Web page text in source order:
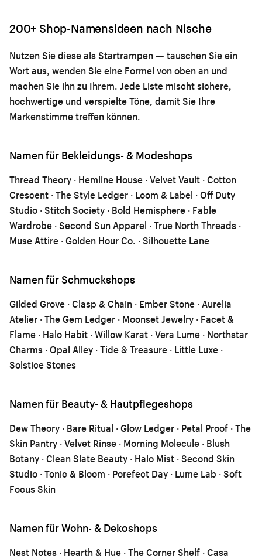
200+ Shop-Namensideen nach Nische
Nutzen Sie diese als Startrampen — tauschen Sie ein
Wort aus, wenden Sie eine Formel von oben an und
machen Sie ihn zu Ihrem. Jede Liste mischt sichere,
hochwertige und verspielte Töne, damit Sie Ihre
Markenstimme treffen können.
Namen für Bekleidungs- & Modeshops
Thread Theory · Hemline House · Velvet Vault · Cotton
Crescent · The Style Ledger · Loom & Label · Off Duty
Studio · Stitch Society · Bold Hemisphere · Fable
Wardrobe · Second Sun Apparel · True North Threads ·
Muse Attire · Golden Hour Co. · Silhouette Lane
Namen für Schmuckshops
Gilded Grove · Clasp & Chain · Ember Stone · Aurelia
Atelier · The Gem Ledger · Moonset Jewelry · Facet &
Flame · Halo Habit · Willow Karat · Vera Lume · Northstar
Charms · Opal Alley · Tide & Treasure · Little Luxe ·
Solstice Stones
Namen für Beauty- & Hautpflegeshops
Dew Theory · Bare Ritual · Glow Ledger · Petal Proof · The
Skin Pantry · Velvet Rinse · Morning Molecule · Blush
Botany · Clean Slate Beauty · Halo Mist · Second Skin
Studio · Tonic & Bloom · Porefect Day · Lume Lab · Soft
Focus Skin
Namen für Wohn- & Dekoshops
Nest Notes · Hearth & Hue · The Corner Shelf · Casa